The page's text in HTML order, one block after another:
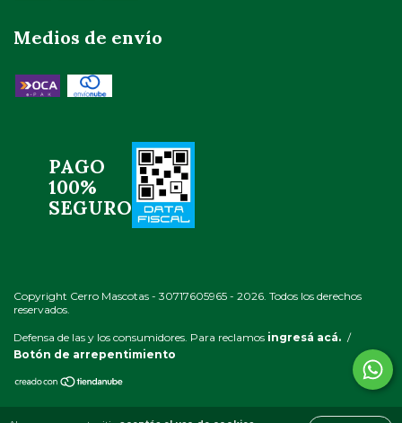
Medios de envío
PAGO
100%
SEGURO
Copyright Cerro Mascotas - 30717605965 - 2026. Todos los derechos
reservados.
Defensa de las y los consumidores. Para reclamos ingresá acá. /
Botón de arrepentimiento